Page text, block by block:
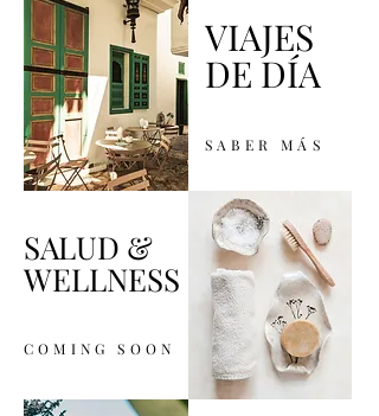
VIAJES
DE DÍA
SABER MÁS
SALUD &
WELLNESS
COMING SOON